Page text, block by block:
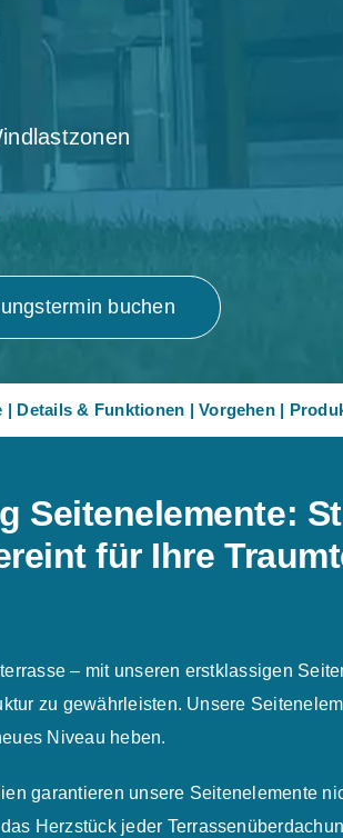
buchen
| Details & Funktionen |Vorgehen|
Seitenelemente:
für Ihre
– mit unseren erstklassigen
zu gewährleisten. Unsere
Niveau heben.
garantieren unsere Seitenelemente
Herzstück jeder